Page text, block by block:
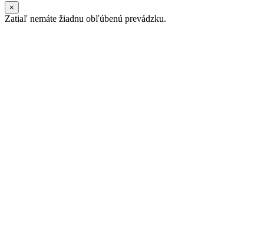
×
Zatiaľ nemáte žiadnu obľúbenú prevádzku.